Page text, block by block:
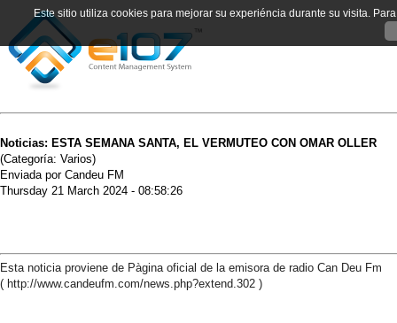
Noticias: ESTA SEMANA SANTA, EL VERMUTEO CON OMAR OLLER
(Categoría: Varios)
Enviada por Candeu FM
Thursday 21 March 2024 - 08:58:26
Esta noticia proviene de Pàgina oficial de la emisora de radio Can Deu Fm
( http://www.candeufm.com/news.php?extend.302 )
Este sitio utiliza cookies para mejorar su experiéncia durante su visita.